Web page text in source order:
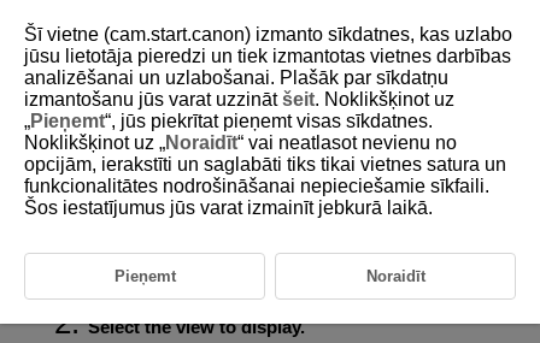
D388-114
Quick Control Screen
You can change the Quick Control (
) views available during movie
Quick Ctrl screen
Select the view to display.
Šī vietne (cam.start.canon) izmanto sīkdatnes, kas uzlabo
jūsu lietotāja pieredzi un tiek izmantotas vietnes darbības
analizēšanai un uzlabošanai. Plašāk par sīkdatņu
izmantošanu jūs varat uzzinātšeit. Noklikšķinot uz
„Pieņemt“, jūs piekrītat pieņemt visas sīkdatnes.
Noklikšķinot uz „Noraidīt“ vai neatlasot nevienu no
opcijām, ierakstīti un saglabāti tiks tikai vietnes satura un
funkcionalitātes nodrošināšanai nepieciešamie sīkfaili.
Šos iestatījumus jūs varat izmainīt jebkurā laikā.
Pieņemt Noraidīt